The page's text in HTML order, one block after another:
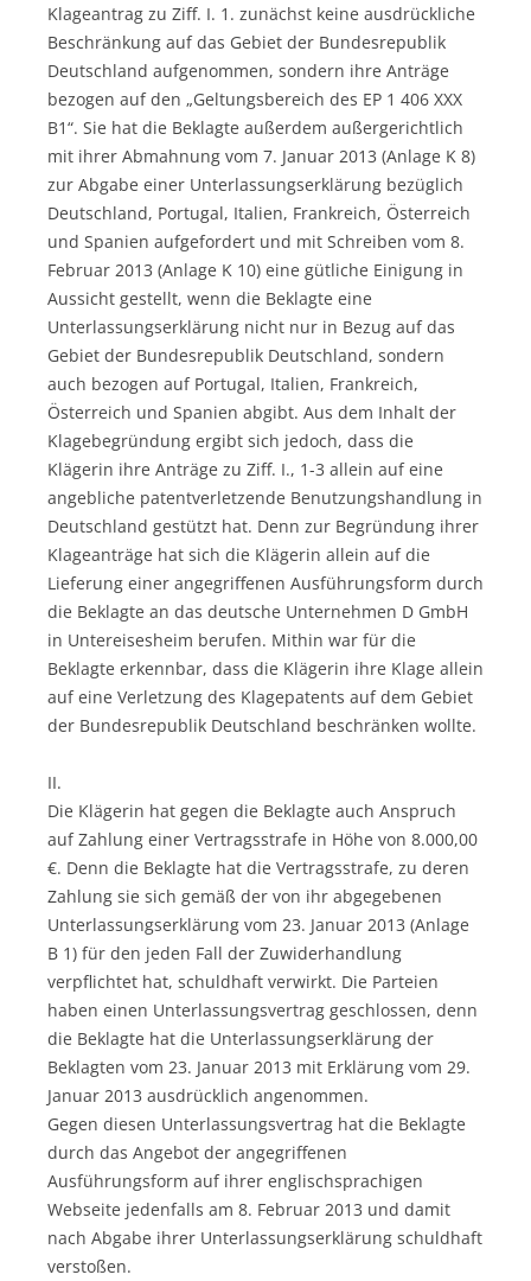
Klageantrag zu Ziff. I. 1. zunächst keine ausdrückliche
Beschränkung auf das Gebiet der Bundesrepublik
Deutschland aufgenommen, sondern ihre Anträge
bezogen auf den „Geltungsbereich des EP 1 406 XXX
B1“. Sie hat die Beklagte außerdem außergerichtlich
mit ihrer Abmahnung vom 7. Januar 2013 (Anlage K 8)
zur Abgabe einer Unterlassungserklärung bezüglich
Deutschland, Portugal, Italien, Frankreich, Österreich
und Spanien aufgefordert und mit Schreiben vom 8.
Februar 2013 (Anlage K 10) eine gütliche Einigung in
Aussicht gestellt, wenn die Beklagte eine
Unterlassungserklärung nicht nur in Bezug auf das
Gebiet der Bundesrepublik Deutschland, sondern
auch bezogen auf Portugal, Italien, Frankreich,
Österreich und Spanien abgibt. Aus dem Inhalt der
Klagebegründung ergibt sich jedoch, dass die
Klägerin ihre Anträge zu Ziff. I., 1-3 allein auf eine
angebliche patentverletzende Benutzungshandlung in
Deutschland gestützt hat. Denn zur Begründung ihrer
Klageanträge hat sich die Klägerin allein auf die
Lieferung einer angegriffenen Ausführungsform durch
die Beklagte an das deutsche Unternehmen D GmbH
in Untereisesheim berufen. Mithin war für die
Beklagte erkennbar, dass die Klägerin ihre Klage allein
auf eine Verletzung des Klagepatents auf dem Gebiet
der Bundesrepublik Deutschland beschränken wollte.
II.
Die Klägerin hat gegen die Beklagte auch Anspruch
auf Zahlung einer Vertragsstrafe in Höhe von 8.000,00
€. Denn die Beklagte hat die Vertragsstrafe, zu deren
Zahlung sie sich gemäß der von ihr abgegebenen
Unterlassungserklärung vom 23. Januar 2013 (Anlage
B 1) für den jeden Fall der Zuwiderhandlung
verpflichtet hat, schuldhaft verwirkt. Die Parteien
haben einen Unterlassungsvertrag geschlossen, denn
die Beklagte hat die Unterlassungserklärung der
Beklagten vom 23. Januar 2013 mit Erklärung vom 29.
Januar 2013 ausdrücklich angenommen.
Gegen diesen Unterlassungsvertrag hat die Beklagte
durch das Angebot der angegriffenen
Ausführungsform auf ihrer englischsprachigen
Webseite jedenfalls am 8. Februar 2013 und damit
nach Abgabe ihrer Unterlassungserklärung schuldhaft
verstoßen.